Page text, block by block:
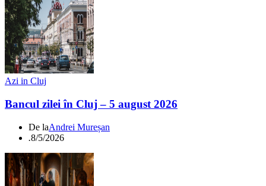
Azi in Cluj
Bancul zilei în Cluj – 5 august 2026
De laAndrei Mureșan
.8/5/2026